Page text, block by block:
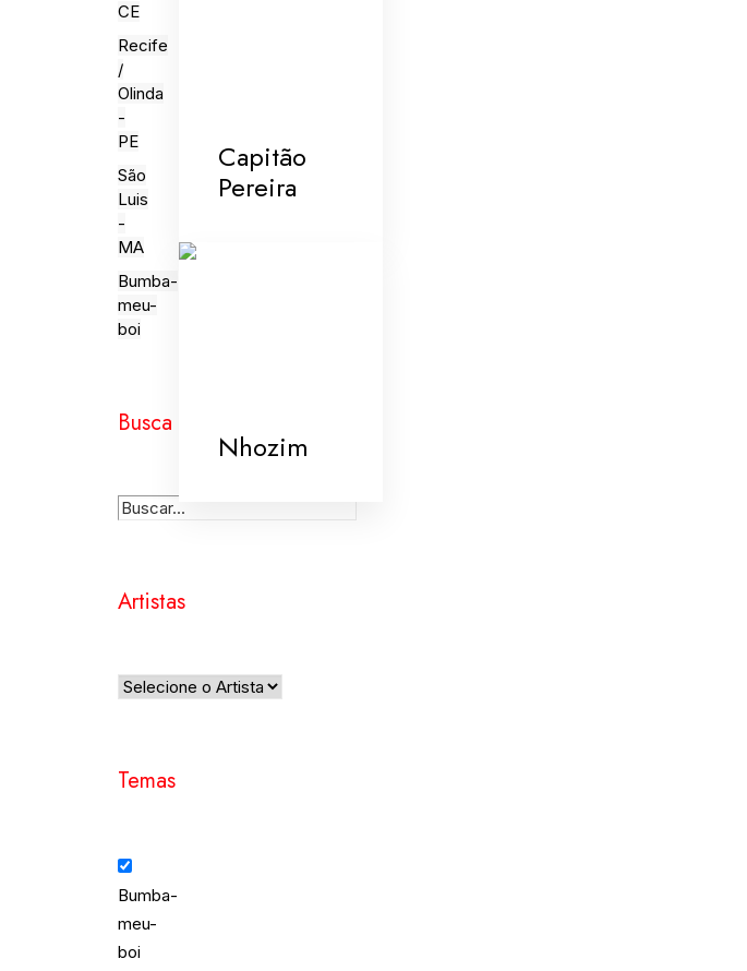
CE
Recife
/
Olinda
-
PE
São
Luis
-
MA
Bumba-
meu-
boi
Busca
Artistas
Temas
Bumba-
meu-
boi
Capitão
Pereira
Nhozim